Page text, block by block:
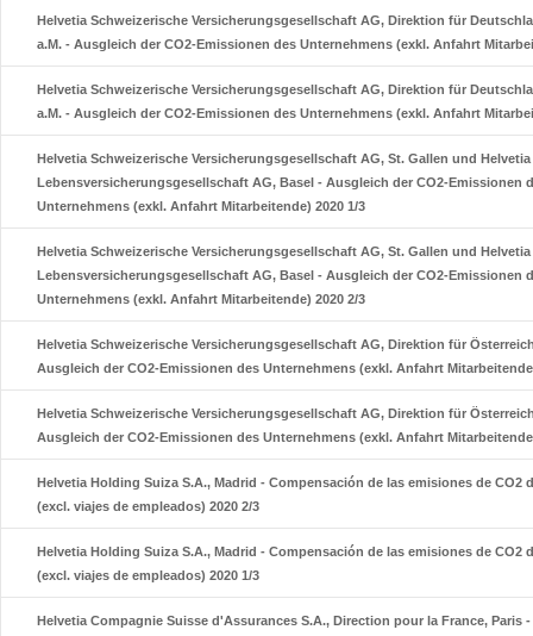
Helvetia Schweizerische Versicherungsgesellschaft AG, Direktion für
a.M. - Ausgleich der CO2-Emissionen des Unternehmens (exkl. Anfahrt
Helvetia Schweizerische Versicherungsgesellschaft AG, Direktion für
a.M. - Ausgleich der CO2-Emissionen des Unternehmens (exkl. Anfahrt
Helvetia Schweizerische Versicherungsgesellschaft AG, St. Gallen und
Lebensversicherungsgesellschaft AG, Basel - Ausgleich der CO2-Emissionen
Unternehmens (exkl. Anfahrt Mitarbeitende) 2020 1/3
Helvetia Schweizerische Versicherungsgesellschaft AG, St. Gallen und
Lebensversicherungsgesellschaft AG, Basel - Ausgleich der CO2-Emissionen
Unternehmens (exkl. Anfahrt Mitarbeitende) 2020 2/3
Helvetia Schweizerische Versicherungsgesellschaft AG, Direktion für
Ausgleich der CO2-Emissionen des Unternehmens (exkl. Anfahrt
Helvetia Schweizerische Versicherungsgesellschaft AG, Direktion für
Ausgleich der CO2-Emissionen des Unternehmens (exkl. Anfahrt
Helvetia Holding Suiza S.A., Madrid - Compensación de las emisiones de CO2
(excl. viajes de empleados) 2020 2/3
Helvetia Holding Suiza S.A., Madrid - Compensación de las emisiones de CO2
(excl. viajes de empleados) 2020 1/3
Helvetia Compagnie Suisse d'Assurances S.A., Direction pour la France, Paris